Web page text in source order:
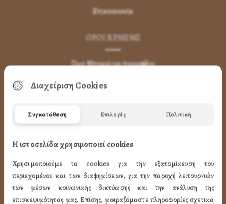
Επικοινωνία
ΌΡΟΙ ΧΡΉΣΗΣ
Πως Μπορώ να παραγγείλω
Πως Μπορώ να Πληρώσω
Πως Ακυρώνω η Αλλάζω την Παραγγελία
LINK
ΤΑ ΠΡΟΪΟΝΤΑ ΜΑΣ
Διαχείριση Cookies
Συγκατάθεση Επιλογές Πολιτική
Η ιστοσελίδα χρησιμοποιεί cookies
Χρησιμοποιούμε τα cookies για την εξατομίκευση του
περιεχομένου και των διαφημίσεων, για την παροχή λειτουργιών
των μέσων κοινωνικής δικτύωσης και την ανάλυση της
επισκεψιμότητάς μας. Επίσης, μοιραζόμαστε πληροφορίες σχετικά